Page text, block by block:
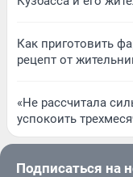
Как приготовить
рецепт от
«Не рассчитала
успокоить
Подписаться на